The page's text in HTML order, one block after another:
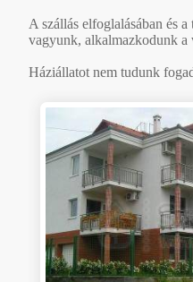
A szállás elfoglalásában és
vagyunk, alkalmazkodunk a
Háziállatot nem tudunk